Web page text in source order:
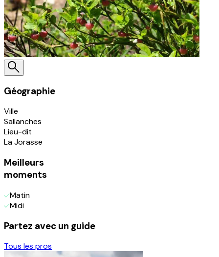
Géographie
Ville
Sallanches
Lieu-dit
La Jorasse
Meilleurs
moments
Matin
Midi
Partez avec un guide
Tous les pros